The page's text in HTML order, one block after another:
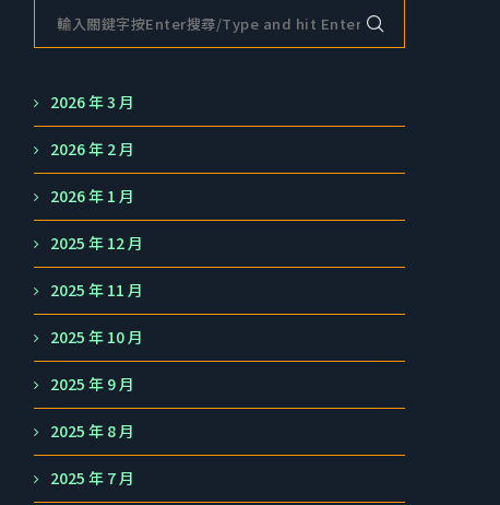
2026 年 3 月
2026 年 2 月
2026 年 1 月
2025 年 12 月
2025 年 11 月
2025 年 10 月
2025 年 9 月
2025 年 8 月
2025 年 7 月